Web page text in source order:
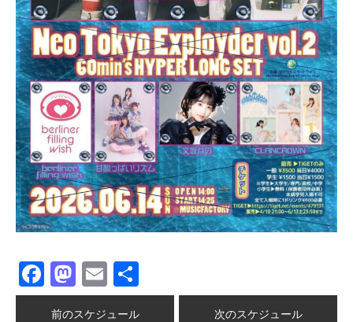
Facebook
Mastodon
Email
有
前のスケジュール 次のスケジュール